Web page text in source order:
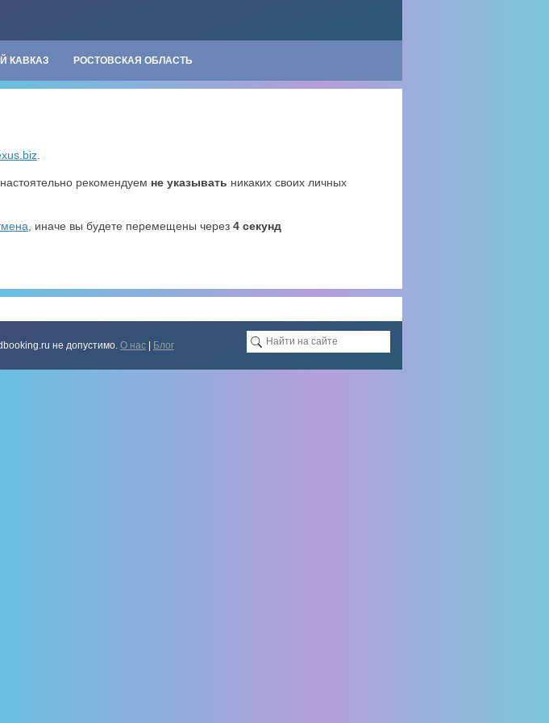
КАВКАЗ РОСТОВСКАЯ ОБЛАСТЬ
рекомендуем не указывать никаких своих личных
, иначе вы будете перемещены через 4 секунд
не допустимо. О нас Блог